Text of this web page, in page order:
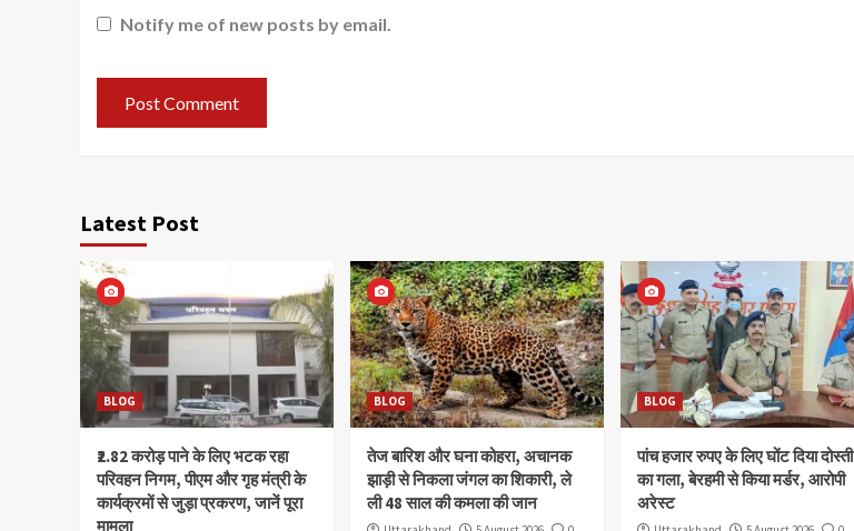
Notify me of new posts by email.
Latest Post
BLOG
₹2.82 करोड़ पाने के लिए भटक रहा
परिवहन निगम, पीएम और गृह मंत्री के
कार्यक्रमों से जुड़ा प्रकरण, जानें पूरा
मामला
BLOG
तेज बारिश और घना कोहरा, अचानक
झाड़ी से निकला जंगल का शिकारी, ले
ली 48 साल की कमला की जान
BLOG
पांच हजार रुपए के लिए घोंट दिया दोस्ती
का गला, बेरहमी से किया मर्डर, आरोपी
अरेस्ट